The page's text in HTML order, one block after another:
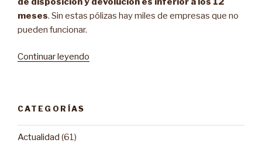
meses. Sin estas pólizas hay miles de empresas que no
pueden funcionar.
Continuar leyendo
su
CATEGORÍAS
Actualidad (61)